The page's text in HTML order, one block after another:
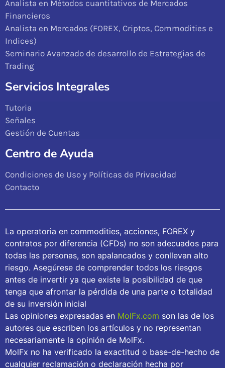
Analista en Métodos cuantitativos de Mercados
Financieros
Analista en Mercados (FOREX, Criptos, Commodities e
Indices)
Seminario Avanzado de desarrollo de Estrategias de
Trading
Servicios Integrales
Tutoria
Señales
Gestión de Cuentas
Centro de Ayuda
Condiciones de Uso y Políticas de Privacidad
Contacto
La operatoria en commodities, acciones, FOREX y
contratos por diferencia (CFDs) no son adecuados para
todas las personas, son apalancados y conllevan alto
riesgo. Asegúrese de comprender todos los riesgos
antes de invertir ya que existe la posibilidad de que
tenga que afrontar la pérdida de una parte o totalidad
de su inversión inicial
Las opiniones expresadas en MolFx.com son las de los
autores que escriben los artículos y no representan
necesariamente la opinión de MolFx.
MolFx no ha verificado la exactitud o base-de-hecho de
cualquier reclamación o declaración hecha por